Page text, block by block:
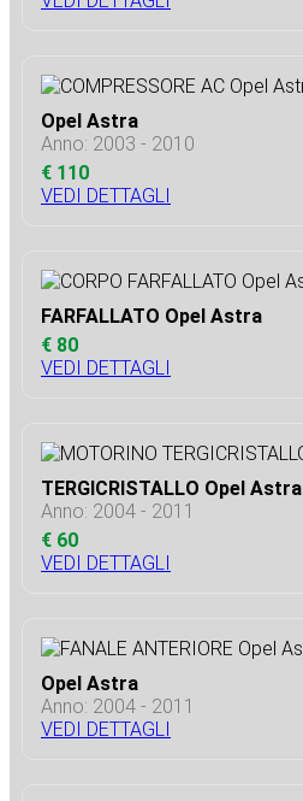
Opel Astra
Anno: 2003 - 2010
€ 110
VEDI DETTAGLI
FARFALLATO Opel Astra
€ 80
VEDI DETTAGLI
TERGICRISTALLO Opel Astra
Anno: 2004 - 2011
€ 60
VEDI DETTAGLI
Opel Astra
Anno: 2004 - 2011
VEDI DETTAGLI